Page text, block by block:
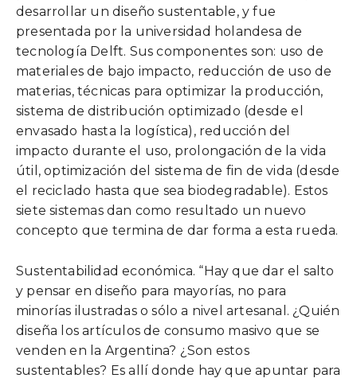
desarrollar un diseño sustentable, y fue
presentada por la universidad holandesa de
tecnología Delft. Sus componentes son: uso de
materiales de bajo impacto, reducción de uso de
materias, técnicas para optimizar la producción,
sistema de distribución optimizado (desde el
envasado hasta la logística), reducción del
impacto durante el uso, prolongación de la vida
útil, optimización del sistema de fin de vida (desde
el reciclado hasta que sea biodegradable). Estos
siete sistemas dan como resultado un nuevo
concepto que termina de dar forma a esta rueda.
Sustentabilidad económica. “Hay que dar el salto
y pensar en diseño para mayorías, no para
minorías ilustradas o sólo a nivel artesanal. ¿Quién
diseña los artículos de consumo masivo que se
venden en la Argentina? ¿Son estos
sustentables? Es allí donde hay que apuntar para